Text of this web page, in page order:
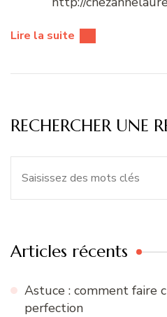
Lire la suite
RECHERCHER UNE
Articles récents
Astuce : comment faire
perfection